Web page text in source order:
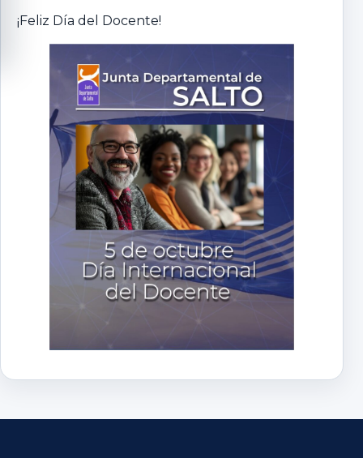
¡Feliz Día del Docente!